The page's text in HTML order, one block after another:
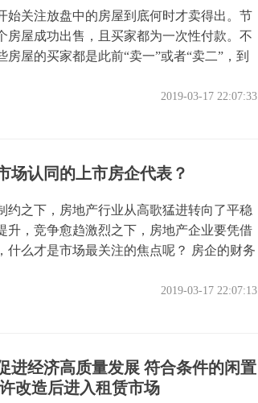
始关注放盘中的房屋到底何时才卖得出。节
房屋成功出售，且买家都为一次性付款。不
屋的买家都是此前“卖一”或者“卖二”，到
2019-03-17 22:07:33
场认同的上市房企代表？
约之下，房地产行业从高歌猛进转向了平稳
升，竞争愈趋激烈之下，房地产企业要凭借
什么才是市场最关注的焦点呢？ 房企的财务
2019-03-17 22:07:13
进经济高质量发展 符合条件的闲置
改造后进入租赁市场